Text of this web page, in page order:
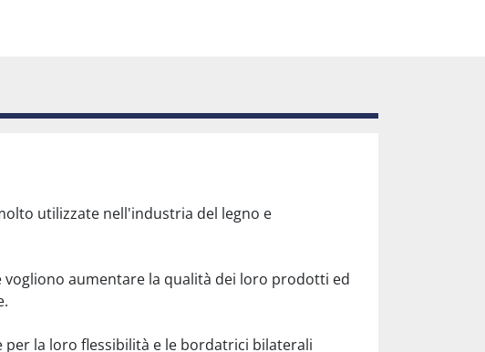
utilizzate nell'industria del legno e
aumentare la qualità dei loro prodotti ed
la loro flessibilità e le bordatrici bilaterali